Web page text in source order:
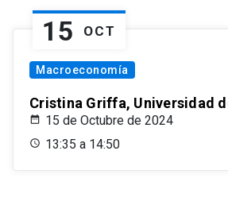
15 OCT
Macroeconomía
Cristina Griffa, Universidad
15 de Octubre de 2024
13:35 a 14:50